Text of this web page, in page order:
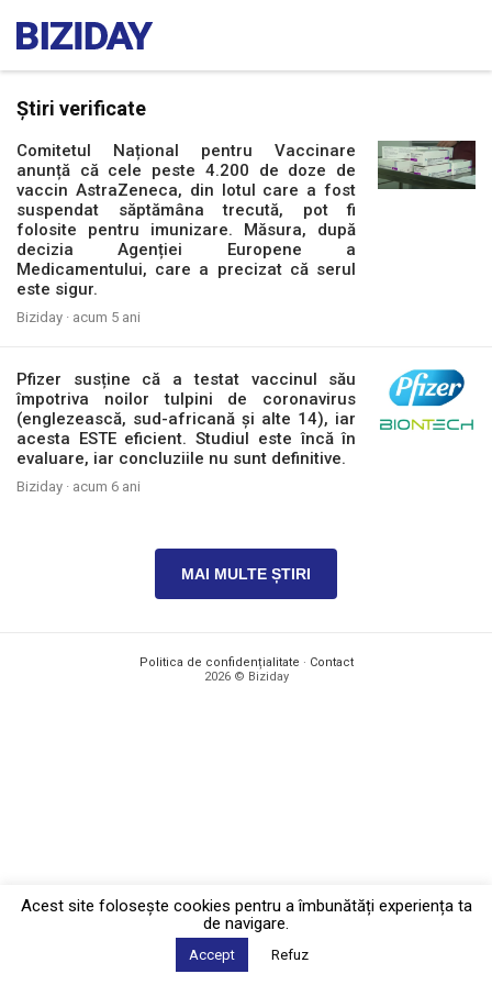
Știri verificate
Comitetul Național pentru Vaccinare
anunță că cele peste 4.200 de doze de
vaccin AstraZeneca, din lotul care a fost
suspendat săptămâna trecută, pot fi
folosite pentru imunizare. Măsura, după
decizia Agenției Europene a
Medicamentului, care a precizat că serul
este sigur.
Biziday · acum 5 ani
Pfizer susține că a testat vaccinul său
împotriva noilor tulpini de coronavirus
(englezească, sud-africană și alte 14), iar
acesta ESTE eficient. Studiul este încă în
evaluare, iar concluziile nu sunt definitive.
Biziday · acum 6 ani
MAI MULTE ȘTIRI
Politica de confidențialitate · Contact
2026 © Biziday
Acest site foloseşte cookies pentru a îmbunătăți experiența ta
de navigare.
Accept Refuz